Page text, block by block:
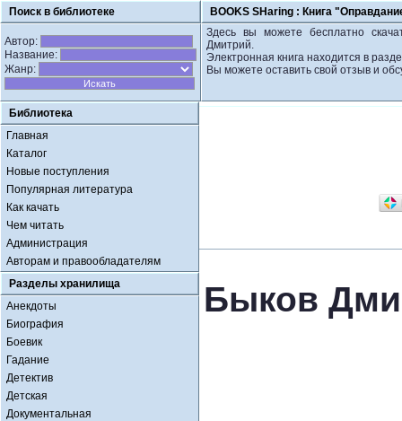
Поиск в библиотеке BOOKS SHaring : Книга
Автор:
Название:
Жанр:
Здесь вы можете бесплатно
Дмитрий.
Электронная книга находится в
Вы можете оставить свой отзыв и
Библиотека
Главная
Каталог
Новые поступления
Популярная литература
Как качать
Чем читать
Администрация
Авторам и правообладателям
Разделы хранилища
Анекдоты
Биография
Боевик
Гадание
Детектив
Детская
Документальная
Быков